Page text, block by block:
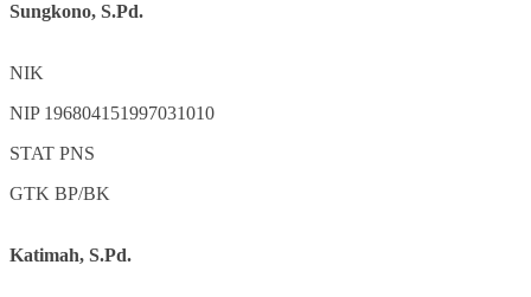
Sungkono, S.Pd.
NIK
NIP 196804151997031010
STAT PNS
GTK BP/BK
Katimah, S.Pd.